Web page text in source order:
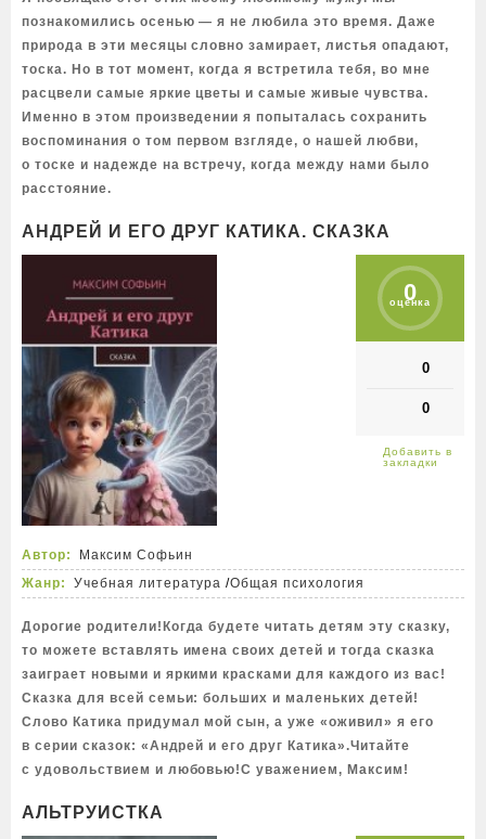
познакомились осенью — я не любила это время. Даже
природа в эти месяцы словно замирает, листья опадают,
тоска. Но в тот момент, когда я встретила тебя, во мне
расцвели самые яркие цветы и самые живые чувства.
Именно в этом произведении я попыталась сохранить
воспоминания о том первом взгляде, о нашей любви,
о тоске и надежде на встречу, когда между нами было
расстояние.
АНДРЕЙ И ЕГО ДРУГ КАТИКА. СКАЗКА
0
оценка
0
0
Автор:
Максим Софьин
Жанр:
Учебная литература /Общая психология
Дорогие родители!Когда будете читать детям эту сказку,
то можете вставлять имена своих детей и тогда сказка
заиграет новыми и яркими красками для каждого из вас!
Сказка для всей семьи: больших и маленьких детей!
Слово Катика придумал мой сын, а уже «оживил» я его
в серии сказок: «Андрей и его друг Катика».Читайте
с удовольствием и любовью!С уважением, Максим!
АЛЬТРУИСТКА